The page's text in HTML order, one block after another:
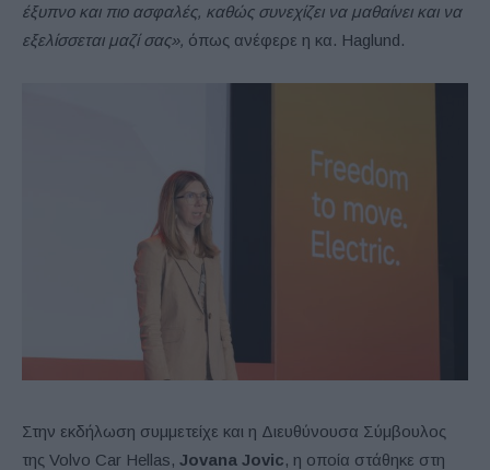
έξυπνο και πιο ασφαλές, καθώς συνεχίζει να μαθαίνει και να
εξελίσσεται μαζί σας», όπως ανέφερε η κα. Haglund.
Στην εκδήλωση συμμετείχε και η Διευθύνουσα Σύμβουλος
της Volvo Car Hellas, Jovana Jovic, η οποία στάθηκε στη